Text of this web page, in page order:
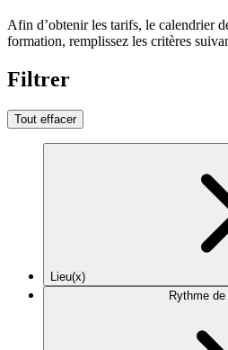
Afin d’obtenir les tarifs, le calendrier
formation, remplissez les critères
Filtrer
Tout effacer
Lieu(x)
Rythme